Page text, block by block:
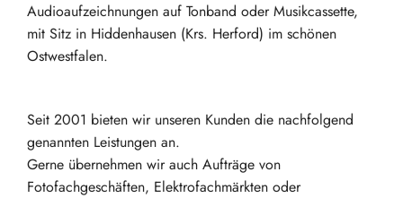
Audioaufzeichnungen auf Tonband oder Musikcassette,
mit Sitz in Hiddenhausen (Krs. Herford) im schönen
Ostwestfalen.
Seit 2001 bieten wir unseren Kunden die nachfolgend
genannten Leistungen an.
Gerne übernehmen wir auch Aufträge von
Fotofachgeschäften, Elektrofachmärkten oder